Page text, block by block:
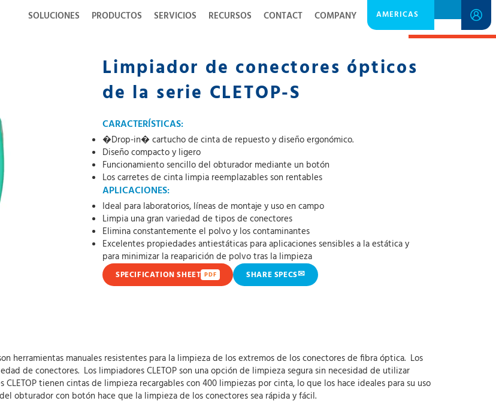
SOLUCIONES PRODUCTOS SERVICIOS RECURSOS CONTACT COMPANY AMERICAS
SPECIFICATION SHEET
Limpiador de conectores ópticos
de la serie CLETOP-S
CARACTERÍSTICAS:
�Drop-in� cartucho de cinta de repuesto y diseño ergonómico.
Diseño compacto y ligero
Funcionamiento sencillo del obturador mediante un botón
Los carretes de cinta limpia reemplazables son rentables
APLICACIONES:
Ideal para laboratorios, líneas de montaje y uso en campo
Limpia una gran variedad de tipos de conectores
Elimina constantemente el polvo y los contaminantes
Excelentes propiedades antiestáticas para aplicaciones sensibles a la estática y
para minimizar la reaparición de polvo tras la limpieza
SPECIFICATION SHEET PDF SHARE SPECS✉
herramientas manuales resistentes para la limpieza de los extremos de los conectores de fibra óptica. Los
de conectores. Los limpiadores CLETOP son una opción de limpieza segura sin necesidad de utilizar
tienen cintas de limpieza recargables con 400 limpiezas por cinta, lo que los hace ideales para su uso
obturador con botón hace que la limpieza de los conectores sea rápida y fácil.